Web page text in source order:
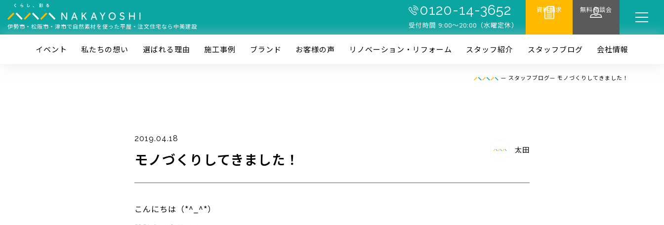
伊勢市・松阪市・津市で自然素材を使った平屋・注文住宅なら中美建設
0120-14-3652
受付時間 9:00〜20:00（水曜定休）
資料請求 無料相談会
イベント 私たちの想い 選ばれる理由 施⼯事例 ブランド お客様の声 リノベーション・リフォーム スタッフ紹介 スタッフブログ 会社情報
— スタッフブログ— モノづくりしてきました！
2019.04.18
モノづくりしてきました！ 太田
こんにちは（*^_^*）